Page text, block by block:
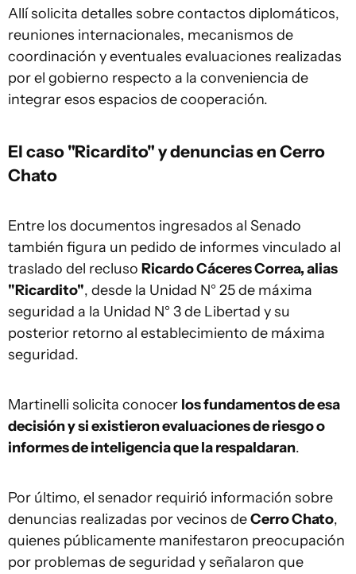
Allí solicita detalles sobre contactos diplomáticos,
reuniones internacionales, mecanismos de
coordinación y eventuales evaluaciones realizadas
por el gobierno respecto a la conveniencia de
integrar esos espacios de cooperación.
El caso "Ricardito" y denuncias en Cerro
Chato
Entre los documentos ingresados al Senado
también figura un pedido de informes vinculado al
traslado del recluso Ricardo Cáceres Correa, alias
"Ricardito", desde la Unidad N° 25 de máxima
seguridad a la Unidad N° 3 de Libertad y su
posterior retorno al establecimiento de máxima
seguridad.
Martinelli solicita conocer los fundamentos de esa
decisión y si existieron evaluaciones de riesgo o
informes de inteligencia que la respaldaran.
Por último, el senador requirió información sobre
denuncias realizadas por vecinos deCerro Chato,
quienes públicamente manifestaron preocupación
por problemas de seguridad y señalaron que